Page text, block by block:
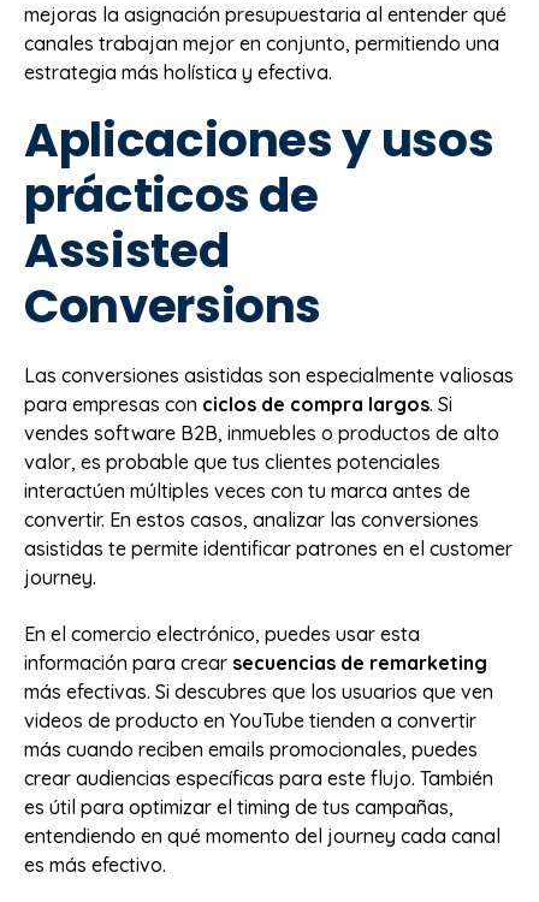
mejoras la asignación presupuestaria al entender qué
canales trabajan mejor en conjunto, permitiendo una
estrategia más holística y efectiva.
Aplicaciones y usos
prácticos de
Assisted
Conversions
Las conversiones asistidas son especialmente valiosas
para empresas con ciclos de compra largos. Si
vendes software B2B, inmuebles o productos de alto
valor, es probable que tus clientes potenciales
interactúen múltiples veces con tu marca antes de
convertir. En estos casos, analizar las conversiones
asistidas te permite identificar patrones en el customer
journey.
En el comercio electrónico, puedes usar esta
información para crear secuencias de remarketing
más efectivas. Si descubres que los usuarios que ven
videos de producto en YouTube tienden a convertir
más cuando reciben emails promocionales, puedes
crear audiencias específicas para este flujo. También
es útil para optimizar el timing de tus campañas,
entendiendo en qué momento del journey cada canal
es más efectivo.